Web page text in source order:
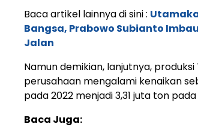
Baca artikel lainnya di sini :
Bangsa, Prabowo Subianto
Jalan
Namun demikian, lanjutnya, produksi
perusahaan mengalami kenaikan
pada 2022 menjadi 3,31 juta ton pada
Baca Juga: